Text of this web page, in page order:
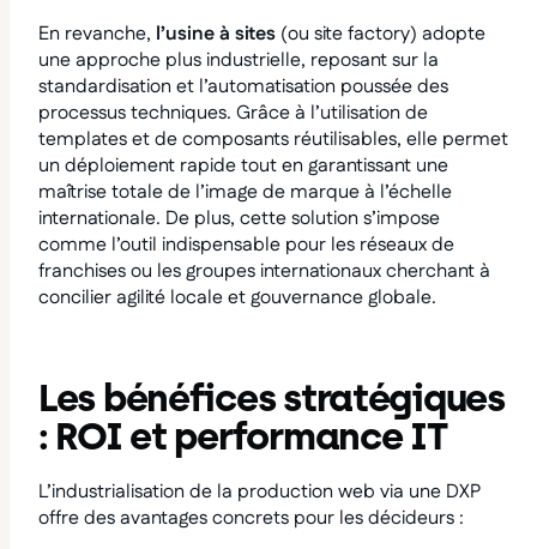
En revanche, l’usine à sites (ou site factory) adopte
une approche plus industrielle, reposant sur la
standardisation et l’automatisation poussée des
processus techniques. Grâce à l’utilisation de
templates et de composants réutilisables, elle permet
un déploiement rapide tout en garantissant une
maîtrise totale de l’image de marque à l’échelle
internationale. De plus, cette solution s’impose
comme l’outil indispensable pour les réseaux de
franchises ou les groupes internationaux cherchant à
concilier agilité locale et gouvernance globale.
Les bénéfices stratégiques
: ROI et performance IT
L’industrialisation de la production web via une DXP
offre des avantages concrets pour les décideurs :